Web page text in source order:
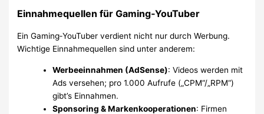
Einnahmequellen für Gaming‑YouTuber
Ein Gaming‑YouTuber verdient nicht nur durch Werbung.
Wichtige Einnahmequellen sind unter anderem:
Werbeeinnahmen (AdSense): Videos werden mit
Ads versehen; pro 1.000 Aufrufe („CPM“/„RPM“)
gibt’s Einnahmen.
Sponsoring & Markenkooperationen: Firmen